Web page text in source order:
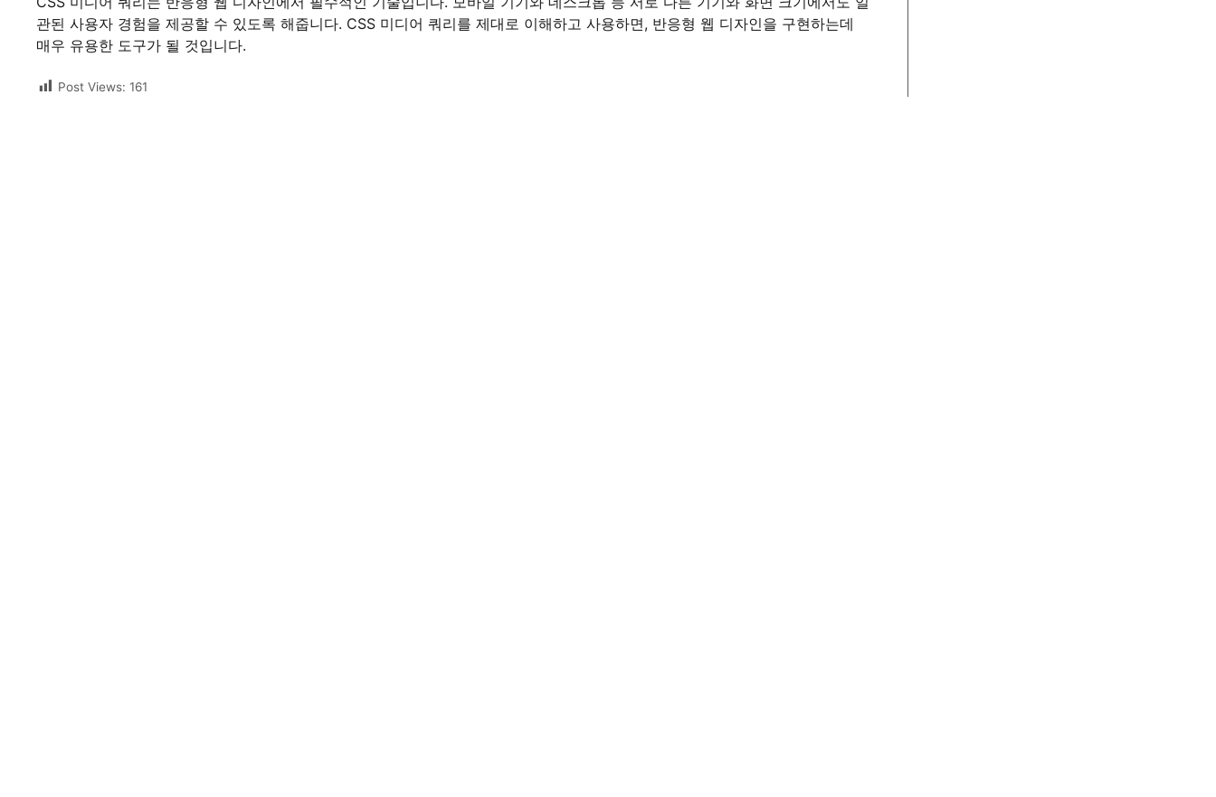
관된 사용자 경험을 제공할 수 있도록 해줍니다. CSS 미디어 쿼리를 제대로 이해하고 사용하면, 반응형 웹 디자인을 구현하는데
매우 유용한 도구가 될 것입니다.
Post Views: 161